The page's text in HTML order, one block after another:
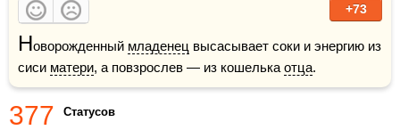
+73
Новорожденный младенец высасывает соки и энергию из
сиси матери, а повзрослев — из кошелька отца.
377 Статусов